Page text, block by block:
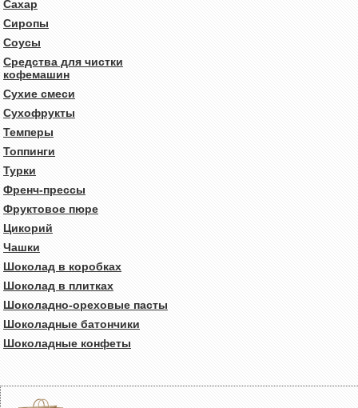
Сахар
Сиропы
Соусы
Средства для чистки
кофемашин
Сухие смеси
Сухофрукты
Темперы
Топпинги
Турки
Френч-прессы
Фруктовое пюре
Цикорий
Чашки
Шоколад в коробках
Шоколад в плитках
Шоколадно-ореховые пасты
Шоколадные батончики
Шоколадные конфеты